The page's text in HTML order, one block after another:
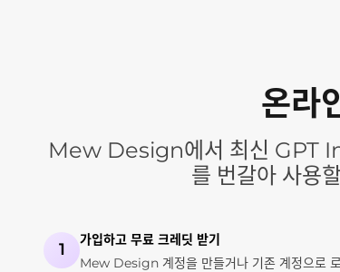
온라
Mew Design에서 최신 GPT
를 번갈아 사용
1
가입하고 무료 크레딧 받기
Mew Design 계정을 만들거나 기존 계정으로